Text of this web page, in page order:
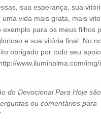
sua esperança, sua
vida mais grata, mais
para os meus filhos
e sua vitória final. No
obrigado por todo seu
www.iluminalma.com/
do Devocional Para Hoje
ou comentários para